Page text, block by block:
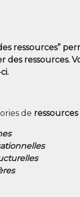
res­sources”
des res­sources.
de res­sources